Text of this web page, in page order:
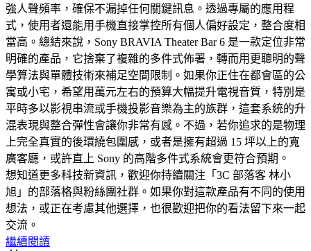
強人聲頻率，確保不漏掉任何關鍵訊息。透過專屬的應用程
式，使用者還能用手機直接掌控所有個人偏好設定，整合度相
當高。總結來說，Sony BRAVIA Theater Bar 6 是一款定位非常
明確的產品，它捨棄了複雜的多件式佈署，轉而用更聰明的聲
學算法與單體技術來補足空間限制。如果你正住在都會區的公
寓或小宅，希望用萬元左右的預算大幅提升電視音質，特別是
平時多以影視串流或手機投影音樂為主的族群，這套系統的升
混表現與整合彈性會讓你非常有感。不過，若你追求的是物理
上完全真實的後環繞包圍感，或者是擁有超過 15 坪以上的寬
廣客廳，或許直上 Sony 的高階多件式系統會更符合預期。
想知道更多科技新資訊，歡迎你持續關注「3C 部落客 林小
旭」的部落格與粉絲團社群。如果你對這款產品有不同的使用
想法，或正在考慮其他選擇，也很歡迎把你的看法留下來一起
交流。
繼續閱讀